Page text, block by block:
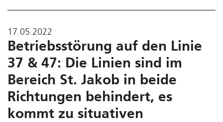
17.05.2022
Betriebsstörung auf den Linie
37 & 47: Die Linien sind im
Bereich St. Jakob in beide
Richtungen behindert, es
kommt zu situativen